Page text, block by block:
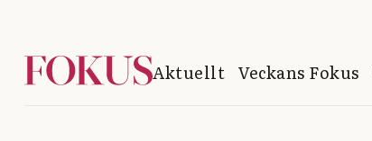
Aktuellt Veckans Fokus